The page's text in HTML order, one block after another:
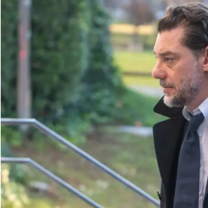
Arte y cultura
Economía y campo
Sociedad y tiempo libre
El tiempo